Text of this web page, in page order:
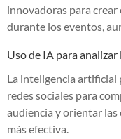
innovadoras para
durante los eventos,
Uso de IA para
La inteligencia artificial
redes sociales para
audiencia y orientar las
más efectiva.